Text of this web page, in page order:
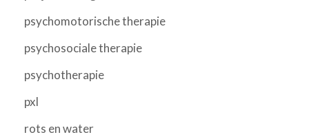
psychomotorische therapie
psychosociale therapie
psychotherapie
pxl
rots en water